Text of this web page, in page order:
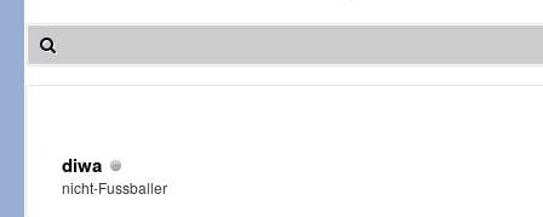
diwa
nicht-Fussballer